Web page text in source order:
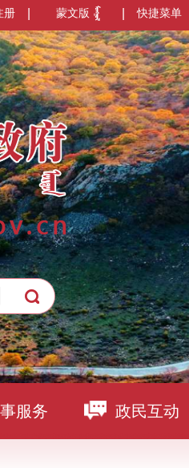
快捷菜单
蒙文版
册
服务 政民互动